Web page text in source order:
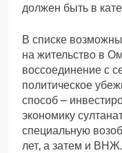
должен быть в
В списке
на жительство в
воссоединение с
политическое
способ –
экономику
специальную
лет, а затем и